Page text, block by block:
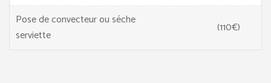
Pose de convecteur ou séche
serviette
(110€)